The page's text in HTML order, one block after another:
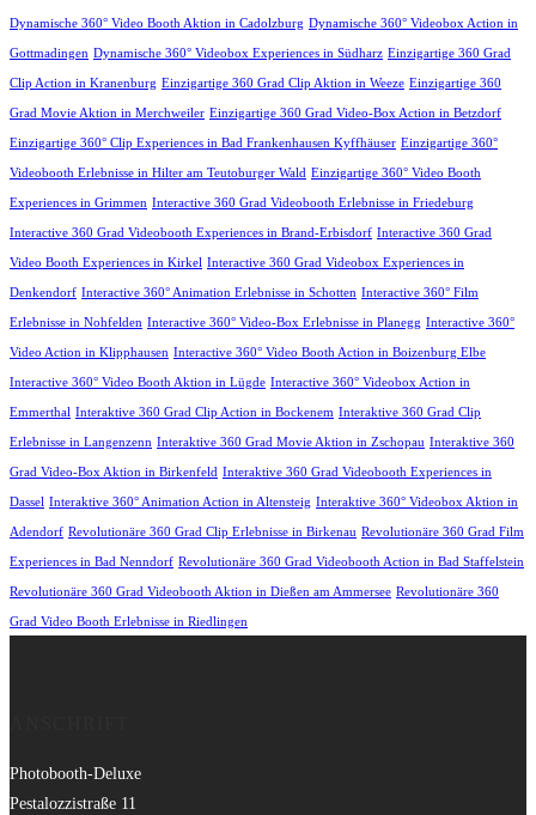
Dynamische 360° Video Booth Aktion in Cadolzburg Dynamische 360° Videobox Action in
Gottmadingen Dynamische 360° Videobox Experiences in Südharz Einzigartige 360 Grad
Clip Action in Kranenburg Einzigartige 360 Grad Clip Aktion in Weeze Einzigartige 360
Grad Movie Aktion in Merchweiler Einzigartige 360 Grad Video-Box Action in Betzdorf
Einzigartige 360° Clip Experiences in Bad Frankenhausen Kyffhäuser Einzigartige 360°
Videobooth Erlebnisse in Hilter am Teutoburger Wald Einzigartige 360° Video Booth
Experiences in Grimmen Interactive 360 Grad Videobooth Erlebnisse in Friedeburg
Interactive 360 Grad Videobooth Experiences in Brand-Erbisdorf Interactive 360 Grad
Video Booth Experiences in Kirkel Interactive 360 Grad Videobox Experiences in
Denkendorf Interactive 360° Animation Erlebnisse in Schotten Interactive 360° Film
Erlebnisse in Nohfelden Interactive 360° Video-Box Erlebnisse in Planegg Interactive 360°
Video Action in Klipphausen Interactive 360° Video Booth Action in Boizenburg Elbe
Interactive 360° Video Booth Aktion in Lügde Interactive 360° Videobox Action in
Emmerthal Interaktive 360 Grad Clip Action in Bockenem Interaktive 360 Grad Clip
Erlebnisse in Langenzenn Interaktive 360 Grad Movie Aktion in Zschopau Interaktive 360
Grad Video-Box Aktion in Birkenfeld Interaktive 360 Grad Videobooth Experiences in
Dassel Interaktive 360° Animation Action in Altensteig Interaktive 360° Videobox Aktion in
Adendorf Revolutionäre 360 Grad Clip Erlebnisse in Birkenau Revolutionäre 360 Grad Film
Experiences in Bad Nenndorf Revolutionäre 360 Grad Videobooth Action in Bad Staffelstein
Revolutionäre 360 Grad Videobooth Aktion in Dießen am Ammersee Revolutionäre 360
Grad Video Booth Erlebnisse in Riedlingen
Photobooth-Deluxe
Pestalozzistraße 11